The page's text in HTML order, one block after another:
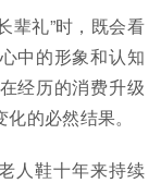
礼”时，既会看
中的形象和认知
经历的消费升级
的必然结果。
人鞋十年来持续